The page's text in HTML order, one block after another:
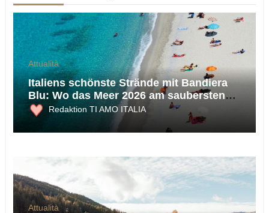
Attualità
Italiens schönste Strände mit Bandiera
Blu: Wo das Meer 2026 am saubersten
ist
Redaktion TI AMO ITALIA
Attualità